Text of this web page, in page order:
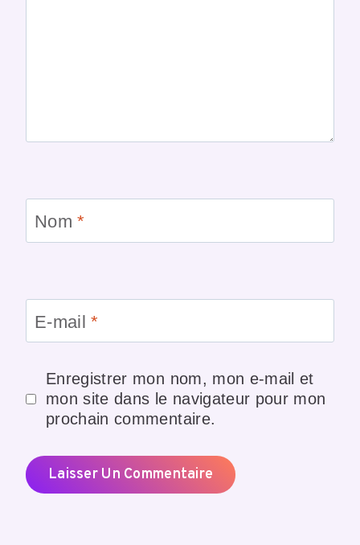
Nom*
E-mail*
Enregistrer mon nom, mon e-mail et
mon site dans le navigateur pour mon
prochain commentaire.